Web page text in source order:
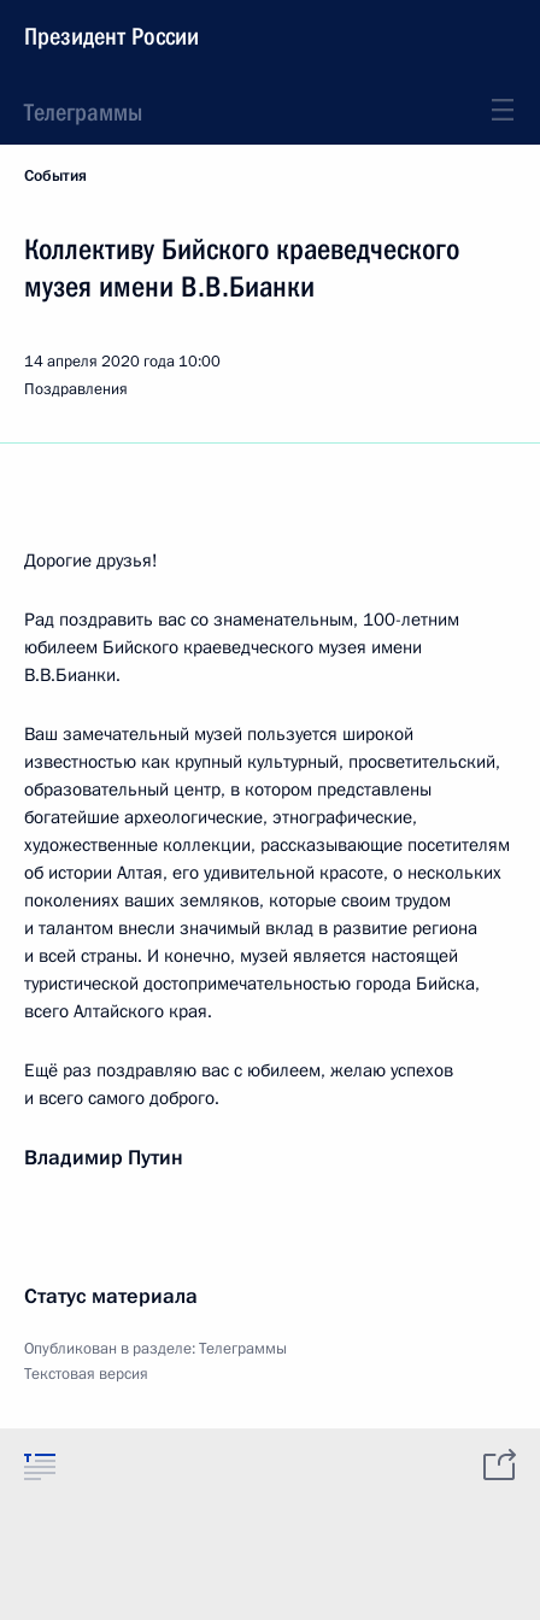
Президент России
Телеграммы
События
Коллективу Бийского краеведческого
музея имени В.В.Бианки
14 апреля 2020 года 10:00
Поздравления
Дорогие друзья!
Рад поздравить вас со знаменательным, 100-летним
юбилеем Бийского краеведческого музея имени
В.В.Бианки.
Ваш замечательный музей пользуется широкой
известностью как крупный культурный, просветительский,
образовательный центр, в котором представлены
богатейшие археологические, этнографические,
художественные коллекции, рассказывающие посетителям
об истории Алтая, его удивительной красоте, о нескольких
поколениях ваших земляков, которые своим трудом
и талантом внесли значимый вклад в развитие региона
и всей страны. И конечно, музей является настоящей
туристической достопримечательностью города Бийска,
всего Алтайского края.
Ещё раз поздравляю вас с юбилеем, желаю успехов
и всего самого доброго.
Владимир Путин
Статус материала
Опубликован в разделе:Телеграммы
Текстовая версия